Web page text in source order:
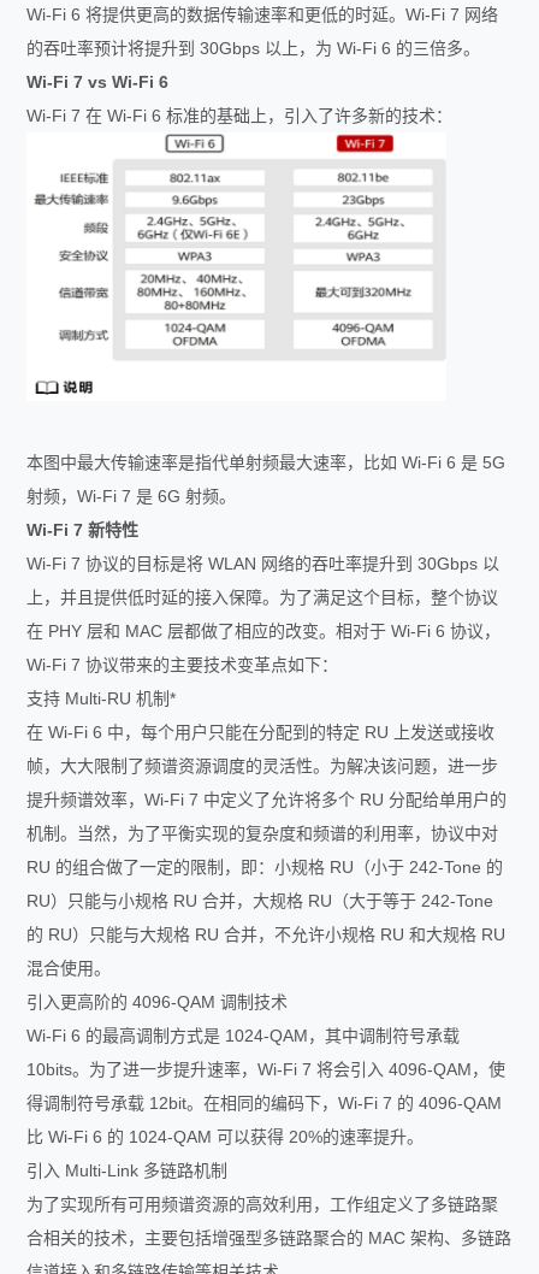
Wi-Fi 6 将提供更高的数据传输速率和更低的时延。Wi-Fi 7 网络
的吞吐率预计将提升到 30Gbps 以上，为 Wi-Fi 6 的三倍多。
Wi-Fi 7 vs Wi-Fi 6
Wi-Fi 7 在 Wi-Fi 6 标准的基础上，引入了许多新的技术：
本图中最大传输速率是指代单射频最大速率，比如 Wi-Fi 6 是 5G
射频，Wi-Fi 7 是 6G 射频。
Wi-Fi 7新特性
Wi-Fi 7 协议的目标是将 WLAN 网络的吞吐率提升到 30Gbps 以
上，并且提供低时延的接入保障。为了满足这个目标，整个协议
在 PHY 层和 MAC 层都做了相应的改变。相对于 Wi-Fi 6 协议，
Wi-Fi 7 协议带来的主要技术变革点如下：
支持 Multi-RU 机制*
在 Wi-Fi 6 中，每个用户只能在分配到的特定 RU 上发送或接收
帧，大大限制了频谱资源调度的灵活性。为解决该问题，进一步
提升频谱效率，Wi-Fi 7 中定义了允许将多个 RU 分配给单用户的
机制。当然，为了平衡实现的复杂度和频谱的利用率，协议中对
RU 的组合做了一定的限制，即：小规格 RU（小于 242-Tone 的
RU）只能与小规格 RU 合并，大规格 RU（大于等于 242-Tone
的 RU）只能与大规格 RU 合并，不允许小规格 RU 和大规格 RU
混合使用。
引入更高阶的 4096-QAM 调制技术
Wi-Fi 6 的最高调制方式是 1024-QAM，其中调制符号承载
10bits。为了进一步提升速率，Wi-Fi 7 将会引入 4096-QAM，使
得调制符号承载 12bit。在相同的编码下，Wi-Fi 7 的 4096-QAM
比 Wi-Fi 6 的 1024-QAM 可以获得 20%的速率提升。
引入 Multi-Link 多链路机制
为了实现所有可用频谱资源的高效利用，工作组定义了多链路聚
合相关的技术，主要包括增强型多链路聚合的 MAC 架构、多链路